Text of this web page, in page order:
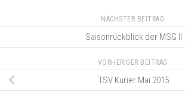
NÄCHSTER BEITRAG
Saisonrückblick der MSG II
VORHERIGER BEITRAG
TSV Kurier Mai 2015